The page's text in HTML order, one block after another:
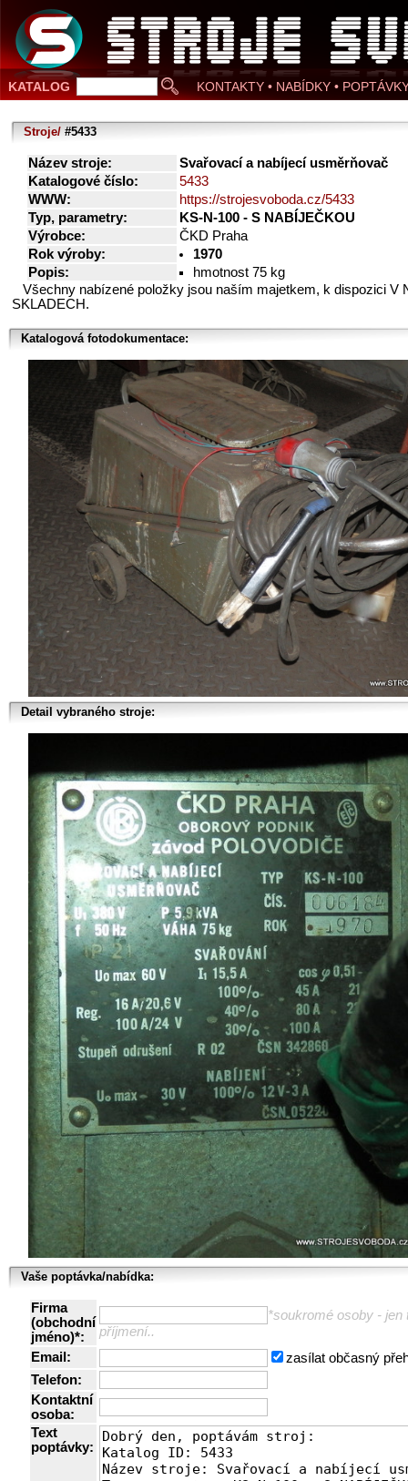
KATALOG KONTAKTY • NABÍDKY •
Stroje/ #5433
Název stroje:
Svařovací a nabíjecí usměrňovač
Katalogové číslo:
5433
WWW:
https://strojesvoboda.cz/5433
Typ, parametry:
KS-N-100 - S NABÍJEČKOU
Výrobce:
ČKD Praha
Rok výroby:
1970
Popis:
hmotnost 75 kg
Všechny nabízené položky jsou naším majetkem, k dispozici V
SKLADECH.
Katalogová fotodokumentace:
Detail vybraného stroje:
Vaše poptávka/nabídka:
Firma
(obchodní
jméno)*:
*soukromé osoby - jen
příjmení..
Email:
zasílat občasný
Telefon:
Kontaktní
osoba:
Text
poptávky: